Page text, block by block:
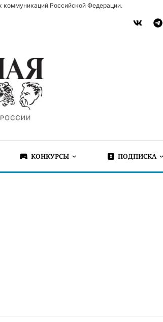
коммуникаций Российской Федерации.
КОНКУРСЫ ПОДПИСКА